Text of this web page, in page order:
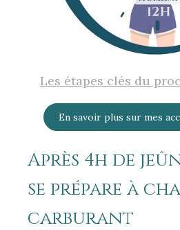
Les étapes clés du
En savoir plus sur mes
Après 4h de
se prépare à
carburant